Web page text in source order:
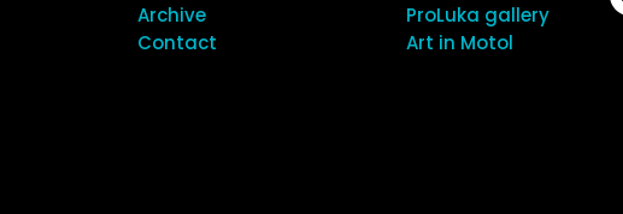
Archive
Contact
ProLuka gallery
Art in Motol